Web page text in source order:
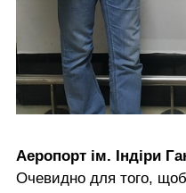
Аеропорт ім. Індіри
Очевидно для того, щоб